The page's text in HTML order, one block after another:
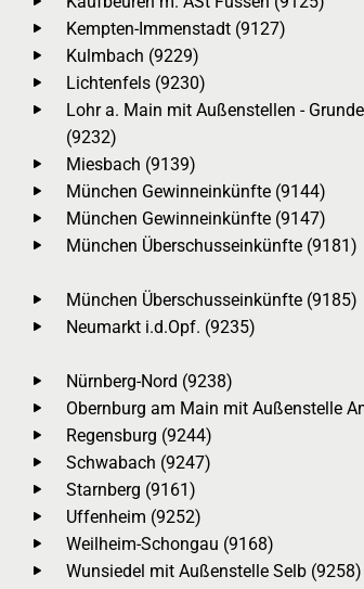
Kempten-Immenstadt (9127)
Kulmbach (9229)
Lichtenfels (9230)
Lohr a. Main mit Außenstellen -
(9232)
Miesbach (9139)
München Gewinneinkünfte (9144)
München Gewinneinkünfte (9147)
München Überschusseinkünfte (9181)
München Überschusseinkünfte (9185)
Neumarkt i.d.Opf. (9235)
Nürnberg-Nord (9238)
Obernburg am Main mit Außenstelle
Regensburg (9244)
Schwabach (9247)
Starnberg (9161)
Uffenheim (9252)
Weilheim-Schongau (9168)
Wunsiedel mit Außenstelle Selb (9258)